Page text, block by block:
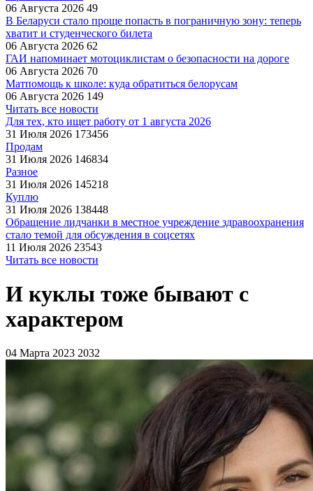
06 Августа 2026 49
В Беларуси стало проще попасть в пограничную зону: теперь
хватит и студенческого билета
06 Августа 2026 62
ГАИ напоминает мотоциклистам о безопасности на дороге
06 Августа 2026 70
Матпомощь к школе: куда обратиться белорусам
06 Августа 2026 149
Читать все новости
Для тех, кто ищет работу от 1 августа 2026
31 Июля 2026 173456
Продам
31 Июля 2026 146834
Разное
31 Июля 2026 145218
Куплю
31 Июля 2026 138448
Обращение лидчанки в местное учреждение здравоохранения
стало темой для обсуждения в соцсетях
11 Июля 2026 23543
Читать все новости
И куклы тоже бывают с
характером
04 Марта 2023 2032